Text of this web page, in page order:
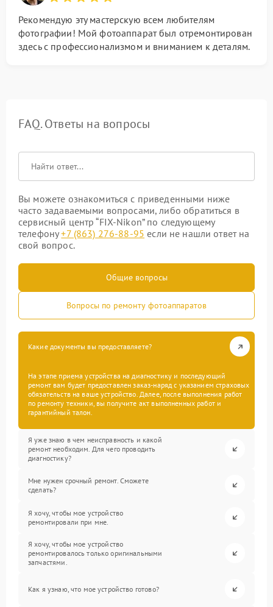
Рекомендую эту мастерскую всем любителям
фотографии! Мой фотоаппарат был отремонтирован
здесь с профессионализмом и вниманием к деталям.
FAQ. Ответы на вопросы
Вы можете ознакомиться с приведенными ниже
часто задаваемыми вопросами, либо обратиться в
сервисный центр “FIX-Nikon” по следующему
телефону+7 (863) 276-88-95 если не нашли ответ на
свой вопрос.
Общие вопросы
Вопросы по ремонту фотоаппаратов
Какие документы вы предоставляете?
На этапе приема устройства на диагностику и последующий
ремонт вам будет предоставлен заказ-наряд с указанием страховых
обязательств на ваше устройство. Далее, после выполнения работ
по ремонту техники, вы получите акт выполненных работ и
гарантийный талон.
Я уже знаю в чем неисправность и какой
ремонт необходим. Для чего проводить
диагностику?
Мне нужен срочный ремонт. Сможете
сделать?
Я хочу, чтобы мое устройство
ремонтировали при мне.
Я хочу, чтобы мое устройство
ремонтировалось только оригинальными
запчастями.
Как я узнаю, что мое устройство готово?